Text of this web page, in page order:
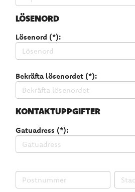
LÖSENORD
Lösenord (*):
Bekräfta lösenordet (*):
KONTAKTUPPGIFTER
Gatuadress (*):